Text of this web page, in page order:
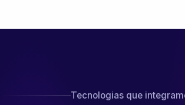
Tecnologias que